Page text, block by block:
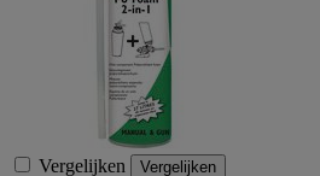
Vergelijken Vergelijken